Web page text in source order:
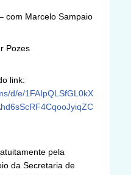
com Marcelo Sampaio
Pozes
link:
d/e/1FAIpQLSfGL0kX
pela
da Secretaria de